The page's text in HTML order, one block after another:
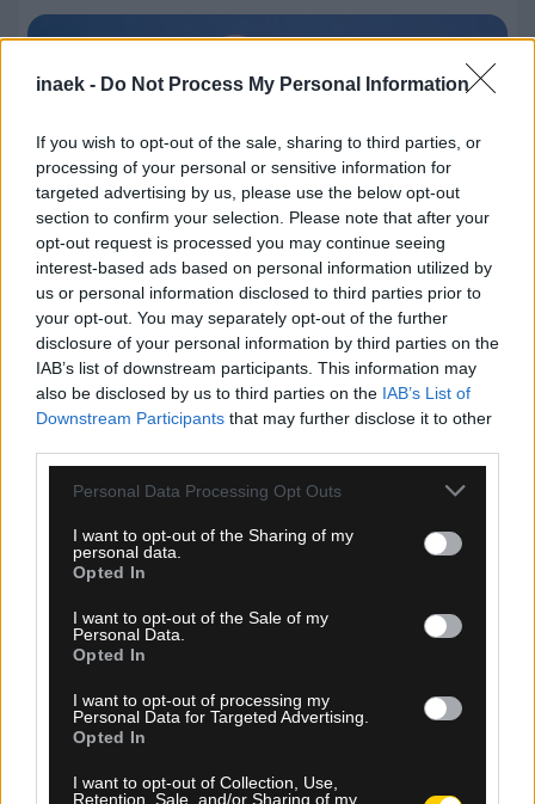
inaek - Do Not Process My Personal Information
If you wish to opt-out of the sale, sharing to third parties, or
processing of your personal or sensitive information for
targeted advertising by us, please use the below opt-out
section to confirm your selection. Please note that after your
opt-out request is processed you may continue seeing
interest-based ads based on personal information utilized by
us or personal information disclosed to third parties prior to
your opt-out. You may separately opt-out of the further
disclosure of your personal information by third parties on the
IAB’s list of downstream participants. This information may
also be disclosed by us to third parties on the IAB’s List of
Downstream Participants that may further disclose it to other
Please note that this website/app uses one or more Google
not limited to your visit or usage behaviour. You may click to
grant or deny consent to Google and its third-party tags to
use your data for below specified purposes in below Google
consent section.
Personal Data Processing Opt Outs
I want to opt-out of the Sharing of my
personal data.
Opted In
I want to opt-out of the Sale of my
Personal Data.
Opted In
I want to opt-out of processing my
Personal Data for Targeted Advertising.
Opted In
I want to opt-out of Collection, Use,
Retention, Sale, and/or Sharing of my
06.08.2026, 19:30
Νέο τελεσίγραφο της UEFA προς τη FIFA: «Ο
Ινφαντίνο έχει χάσει τη στήριξή μας»